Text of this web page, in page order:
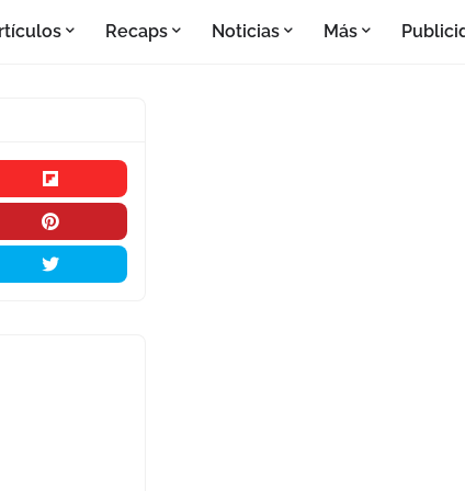
Recaps Noticias Más